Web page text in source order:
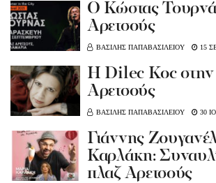
Ο Κώστας
Αρετσούς
ΒΑΣΙΛΗΣ ΠΑΠΑΒΑΣΙΛΕΙΟΥ 15
Η Dilec Koc στην
Αρετσούς
ΒΑΣΙΛΗΣ ΠΑΠΑΒΑΣΙΛΕΙΟΥ 30
Γιάννης
Καρλάκη:
πλαζ Αρετσούς